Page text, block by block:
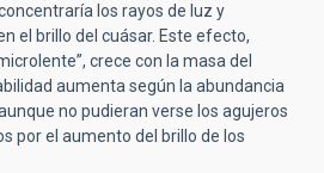
los rayos de luz y
el brillo del cuásar. Este efecto,
crece con la masa del
aumenta según la abundancia
no pudieran verse los agujeros
por el aumento del brillo de los